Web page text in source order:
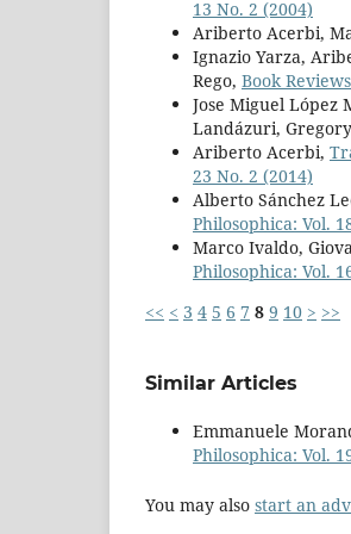
13 No. 2 (2004)
Ariberto Acerbi,
Ignazio Yarza,
Rego, Book Reviews
Jose Miguel López
Landázuri,
Ariberto Acerbi,
23 No. 2 (2014)
Alberto Sánchez
Philosophica: Vol.
Marco Ivaldo,
Philosophica: Vol.
<< < 3 4 5 6 7 8 9 10 > >>
Similar Articles
Emmanuele
Philosophica: Vol.
You may also start an